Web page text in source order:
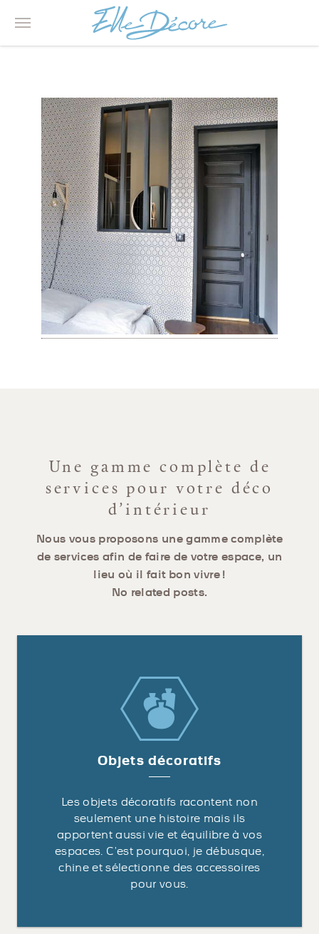
Une gamme complète de
services pour votre déco
d’intérieur
Nous vous proposons une gamme complète
de services afin de faire de votre espace, un
lieu où il fait bon vivre !
No related posts.
Objets décoratifs
Les objets décoratifs racontent non
seulement une histoire mais ils
apportent aussi vie et équilibre à vos
espaces. C’est pourquoi, je débusque,
chine et sélectionne des accessoires
pour vous.